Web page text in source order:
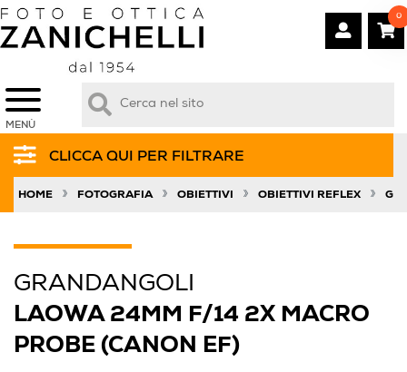
MENÙ
0
CLICCA QUI PER FILTRARE
HOME » FOTOGRAFIA » OBIETTIVI » OBIETTIVI REFLEX »
GRANDANGOLI
LAOWA 24MM F/14 2X MACRO
PROBE (CANON EF)